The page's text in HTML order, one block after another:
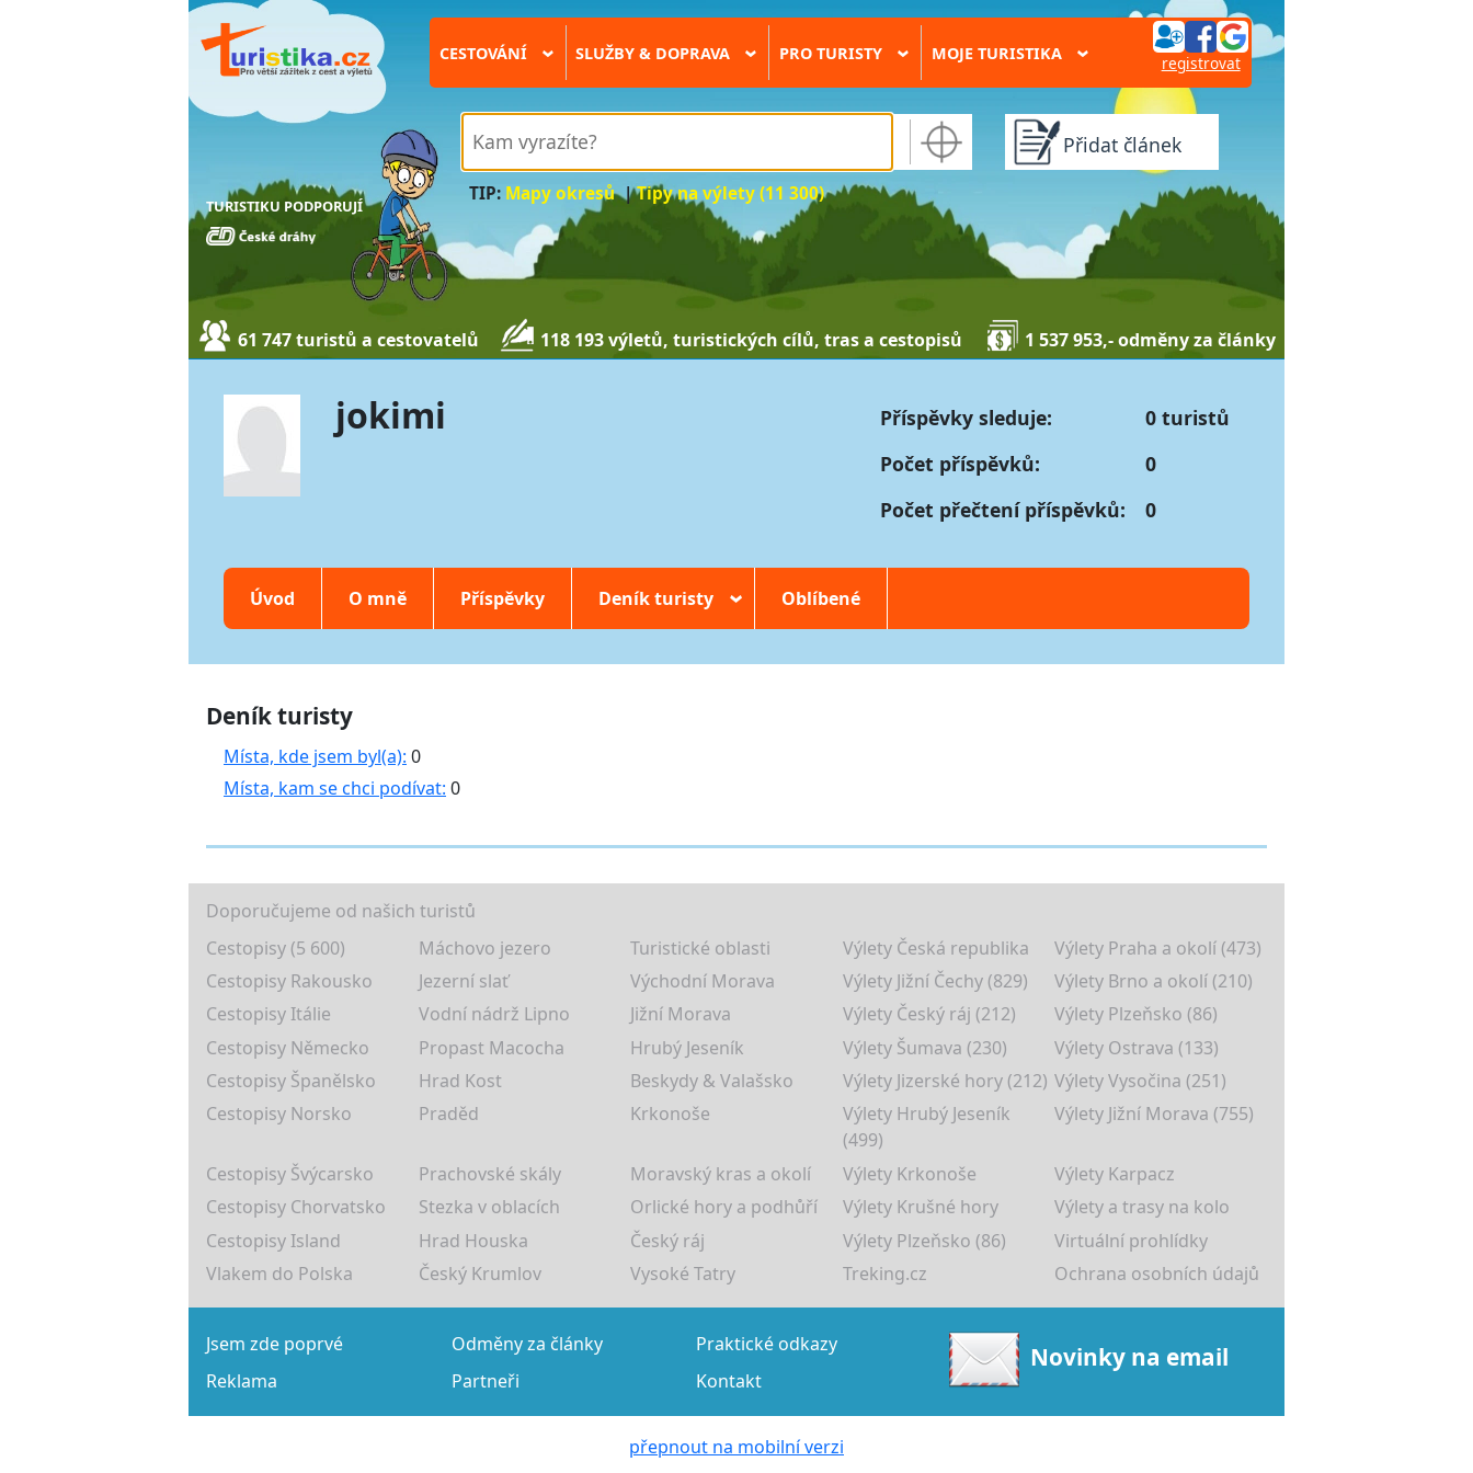
TURISTIKU PODPORUJÍ
CESTOVÁNÍ › SLUŽBY & DOPRAVA › PRO TURISTY › MOJE TURISTIKA › registrovat
TIP: Mapy okresů|Tipy na výlety (11 300)
Přidat článek
61 747 turistů a cestovatelů 118 193 výletů, turistických cílů, tras a cestopisů 1 537 953,- odměny za články
jokimi Příspěvky sleduje:
0 turistů
Počet příspěvků:
0
Počet přečtení příspěvků:
0
Úvod O mně Příspěvky Deník turisty › Oblíbené
Deník turisty
Místa, kde jsem byl(a): 0
Místa, kam se chci podívat: 0
Doporučujeme od našich turistů
Cestopisy (5 600)
Máchovo jezero Turistické oblasti Výlety Česká republika
Výlety Praha a okolí (473)
Cestopisy Rakousko
Jezerní slať Východní Morava Výlety Jižní Čechy (829)
Výlety Brno a okolí (210)
Cestopisy Itálie
Vodní nádrž Lipno Jižní Morava Výlety Český ráj (212)
Výlety Plzeňsko (86)
Cestopisy Německo
Propast Macocha Hrubý Jeseník Výlety Šumava (230)
Výlety Ostrava (133)
Cestopisy Španělsko
Hrad Kost Beskydy & Valašsko Výlety Jizerské hory (212) Výlety Vysočina (251)
Cestopisy Norsko
Praděd Krkonoše
Výlety Hrubý Jeseník
(499)
Výlety Jižní Morava (755)
Cestopisy Švýcarsko Prachovské skály Moravský kras a okolí Výlety Krkonoše
Výlety Karpacz
Cestopisy Chorvatsko
Stezka v oblacích Orlické hory a podhůří Výlety Krušné hory
Výlety a trasy na kolo
Cestopisy Island
Hrad Houska Český ráj Výlety Plzeňsko (86)
Virtuální prohlídky
Vlakem do Polska
Český Krumlov Vysoké Tatry Treking.cz Ochrana osobních údajů
Jsem zde poprvé Odměny za články
Praktické odkazy
Reklama
Partneři Kontakt
Novinky na email
přepnout na mobilní verzi